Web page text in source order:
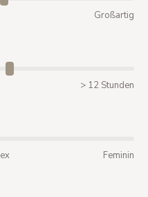
Großartig
> 12 Stunden
Feminin